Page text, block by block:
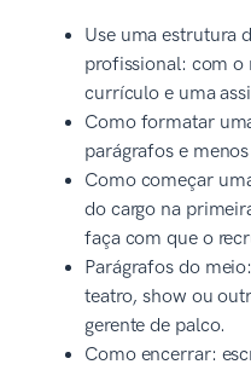
Use uma estrutura
profissional: com o
currículo e uma
Como formatar
parágrafos e
Como começar
do cargo na
faça com que o
Parágrafos do
teatro, show ou
gerente de palco.
Como encerrar: